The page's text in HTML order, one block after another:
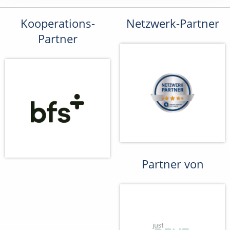
Kooperations-
Partner
Netzwerk-Partner
Partner von